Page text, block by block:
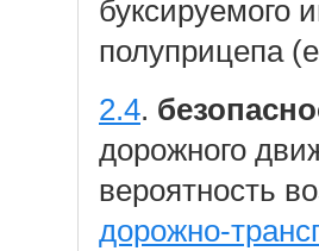
буксируемого
полуприцепа
2.4.
дорожного
вероятность
дорожно-